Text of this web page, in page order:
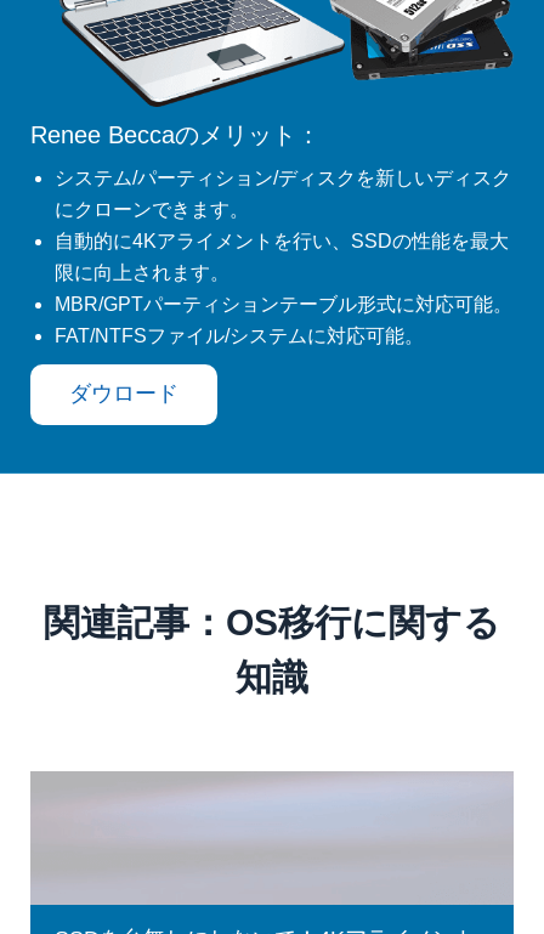
Renee Beccaのメリット：
システム/パーティション/ディスクを新しいディスク
にクローンできます。
自動的に4Kアライメントを行い、SSDの性能を最大
限に向上されます。
MBR/GPTパーティションテーブル形式に対応可能。
FAT/NTFSファイル/システムに対応可能。
ダウロード
関連記事：OS移行に関する
知識